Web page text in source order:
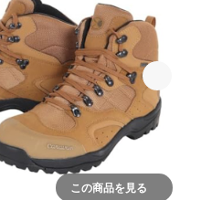
この商品を見る